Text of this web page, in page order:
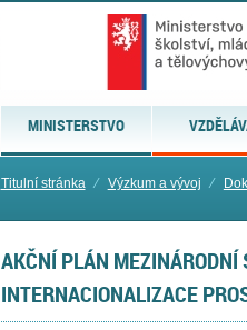
MINISTERSTVO
Titulní stránka ⁄ Výzkum a vývoj ⁄
AKČNÍ PLÁN MEZINÁRODNÍ
INTERNACIONALIZACE